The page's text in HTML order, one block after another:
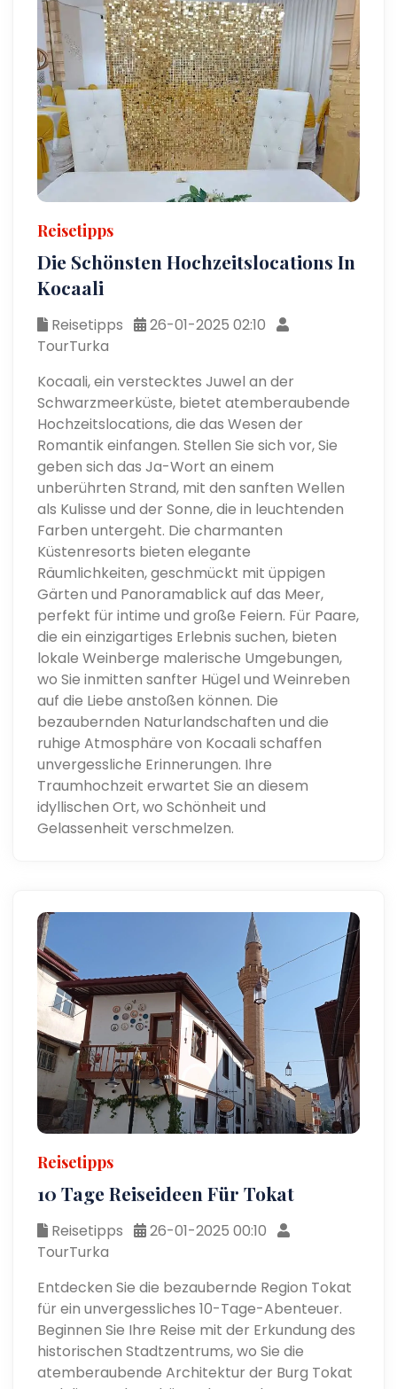
Reisetipps
Die Schönsten Hochzeitslocations In
Kocaali
Reisetipps
26-01-2025 02:10
TourTurka
Kocaali, ein verstecktes Juwel an der
Schwarzmeerküste, bietet atemberaubende
Hochzeitslocations, die das Wesen der
Romantik einfangen. Stellen Sie sich vor, Sie
geben sich das Ja-Wort an einem
unberührten Strand, mit den sanften Wellen
als Kulisse und der Sonne, die in leuchtenden
Farben untergeht. Die charmanten
Küstenresorts bieten elegante
Räumlichkeiten, geschmückt mit üppigen
Gärten und Panoramablick auf das Meer,
perfekt für intime und große Feiern. Für Paare,
die ein einzigartiges Erlebnis suchen, bieten
lokale Weinberge malerische Umgebungen,
wo Sie inmitten sanfter Hügel und Weinreben
auf die Liebe anstoßen können. Die
bezaubernden Naturlandschaften und die
ruhige Atmosphäre von Kocaali schaffen
unvergessliche Erinnerungen. Ihre
Traumhochzeit erwartet Sie an diesem
idyllischen Ort, wo Schönheit und
Gelassenheit verschmelzen.
Reisetipps
10 Tage Reiseideen Für Tokat
Reisetipps
26-01-2025 00:10
TourTurka
Entdecken Sie die bezaubernde Region Tokat
für ein unvergessliches 10-Tage-Abenteuer.
Beginnen Sie Ihre Reise mit der Erkundung des
historischen Stadtzentrums, wo Sie die
atemberaubende Architektur der Burg Tokat